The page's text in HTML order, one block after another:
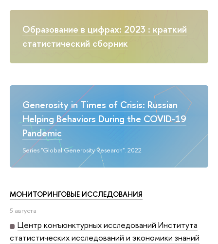
Образование в цифрах: 2023 : краткий
статистический сборник
Generosity in Times of Crisis: Russian
Helping Behaviors During the COVID-19
Pandemic
Series "Global Generosity Research". 2022
МОНИТОРИНГОВЫЕ ИССЛЕДОВАНИЯ
5 августа
Центр конъюнктурных исследований Института
статистических исследований и экономики знаний